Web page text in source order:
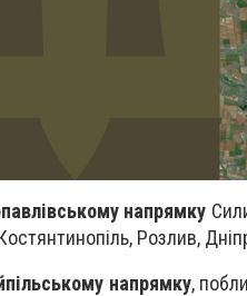
напрямку
Розлив,
напрямку,